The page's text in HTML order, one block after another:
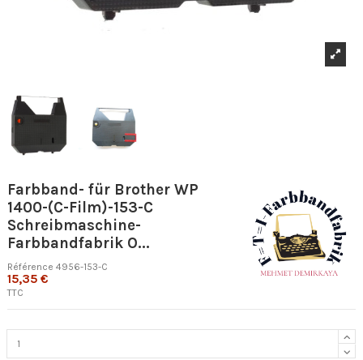
Farbband- für Brother WP
1400-(C-Film)-153-C
Schreibmaschine-
Farbbandfabrik O...
Référence 4956-153-C
15,35 €
TTC